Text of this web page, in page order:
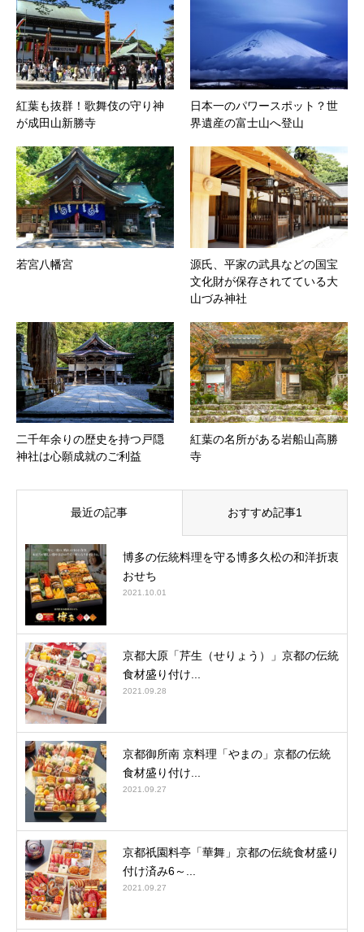
紅葉も抜群！歌舞伎の守り神
が成田山新勝寺
日本一のパワースポット？世
界遺産の富士山へ登山
若宮八幡宮
源氏、平家の武具などの国宝
文化財が保存されてている大
山づみ神社
二千年余りの歴史を持つ戸隠
神社は心願成就のご利益
紅葉の名所がある岩船山高勝
寺
最近の記事 おすすめ記事1
博多の伝統料理を守る博多久松の和洋折衷
おせち
2021.10.01
京都大原「芹生（せりょう）」京都の伝統
食材盛り付け...
2021.09.28
京都御所南 京料理「やまの」京都の伝統
食材盛り付け...
2021.09.27
京都祇園料亭「華舞」京都の伝統食材盛り
付け済み6～...
2021.09.27